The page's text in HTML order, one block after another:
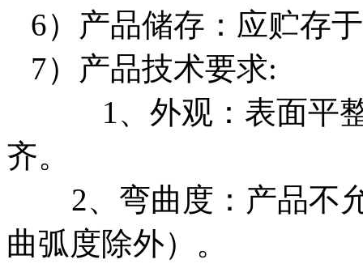
6）产品储存：应贮存
7）产品技术要求:
1、外观：表面平整
齐。
2、弯曲度：产品不允
曲弧度除外）。